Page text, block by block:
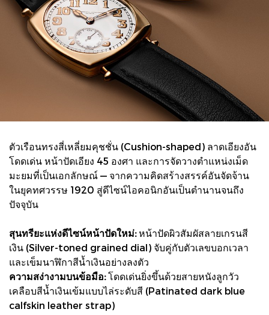
ตัวเรือนทรงสี่เหลี่ยมคุชชั่น (Cushion-shaped) ลาดเอียงอัน
โดดเด่น หน้าปัดเอียง 45 องศา และการจัดวางตำแหน่งเม็ด
มะยมที่เป็นเอกลักษณ์ — จากความคิดสร้างสรรค์อันจัดจ้าน
ในยุคทศวรรษ 1920 สู่ดีไซน์ไอคอนิกอันเป็นตำนานจนถึง
ปัจจุบัน
สุนทรียะแห่งดีไซน์หน้าปัดใหม่:หน้าปัดผิวสัมผัสลายเกรนสี
เงิน (Silver-toned grained dial) จับคู่กับตัวเลขบอกเวลา
และเข็มนาฬิกาสีน้ำเงินอย่างลงตัว
ความสง่างามบนข้อมือ:โดดเด่นยิ่งขึ้นด้วยสายหนังลูกวัว
เคลือบสีน้ำเงินเข้มแบบไล่ระดับสี (Patinated dark blue
calfskin leather strap)